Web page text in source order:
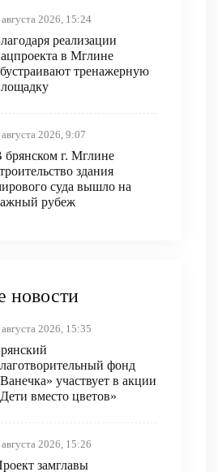
2026, 15:24
реализации
в Мглине
тренажерную
2026, 9:07
брянском г. Мглине
здания
суда вышло на
рубеж
новости
августа 2026, 15:35
фонд
участвует в акции
вместо цветов»
августа 2026, 15:26
замглавы